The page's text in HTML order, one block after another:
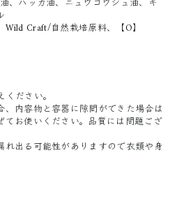
Wild Craft/自然栽培原料、【O】
ださい。
、内容物と容器に隙間ができた場合は
お使いください。品質には問題ござ
れ出る可能性がありますので衣類や身